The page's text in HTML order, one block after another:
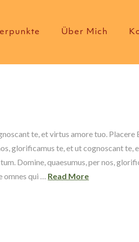
Über Mich
te, et virtus amore tuo. Placere
glorificamus te, et ut cognoscant te,
Domine, quaesumus, per nos,
qui … Read More